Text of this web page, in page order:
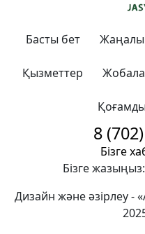
Басты бет
Қызметтер
8
Бізге
Бізге жазыңыз:
Дизайн және әзірлеу -